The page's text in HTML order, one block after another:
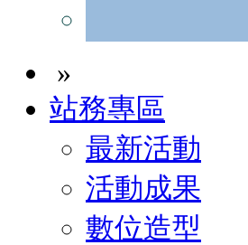
»
站務專區
最新活動
活動成果
數位造型